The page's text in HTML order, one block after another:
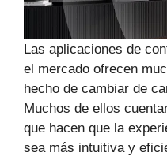
Las aplicaciones de
el mercado ofrecen
hecho de cambiar de
Muchos de ellos
que hacen que la
sea más intuitiva y